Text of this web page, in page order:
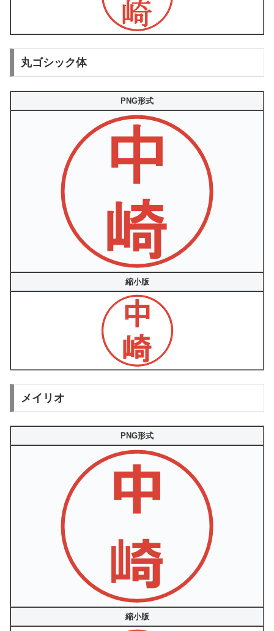
丸ゴシック体
PNG形式
縮小版
メイリオ
PNG形式
縮小版